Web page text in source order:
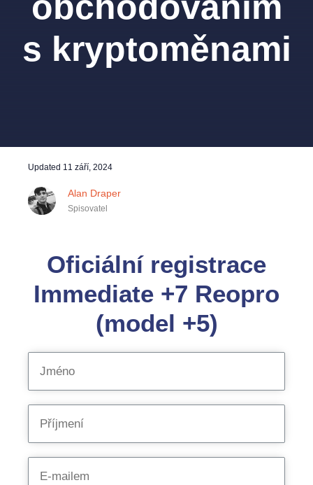
s kryptoměnami
Updated 11 září, 2024
Alan Draper
Spisovatel
Oficiální registrace
Immediate +7 Reopro
(model +5)